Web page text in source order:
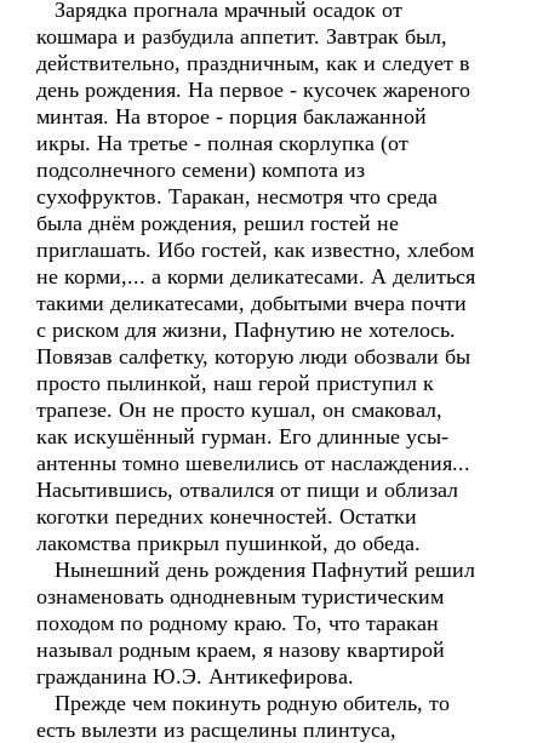
Зарядка прогнала мрачный осадок от
кошмара и разбудила аппетит. Завтрак был,
действительно, праздничным, как и следует в
день рождения. На первое - кусочек жареного
минтая. На второе - порция баклажанной
икры. На третье - полная скорлупка (от
подсолнечного семени) компота из
сухофруктов. Таракан, несмотря что среда
была днём рождения, решил гостей не
приглашать. Ибо гостей, как известно, хлебом
не корми,... а корми деликатесами. А делиться
такими деликатесами, добытыми вчера почти
с риском для жизни, Пафнутию не хотелось.
Повязав салфетку, которую люди обозвали бы
просто пылинкой, наш герой приступил к
трапезе. Он не просто кушал, он смаковал,
как искушённый гурман. Его длинные усы-
антенны томно шевелились от наслаждения...
Насытившись, отвалился от пищи и облизал
коготки передних конечностей. Остатки
лакомства прикрыл пушинкой, до обеда.
Нынешний день рождения Пафнутий решил
ознаменовать однодневным туристическим
походом по родному краю. То, что таракан
называл родным краем, я назову квартирой
гражданина Ю.Э. Антикефирова.
Прежде чем покинуть родную обитель, то
есть вылезти из расщелины плинтуса,